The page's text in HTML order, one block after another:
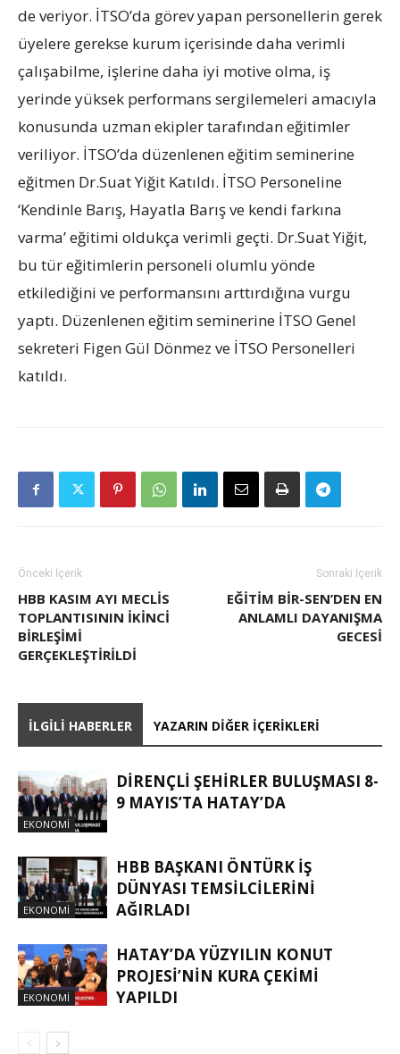
de veriyor. İTSO’da görev yapan personellerin gerek
üyelere gerekse kurum içerisinde daha verimli
çalışabilme, işlerine daha iyi motive olma, iş
yerinde yüksek performans sergilemeleri amacıyla
konusunda uzman ekipler tarafından eğitimler
veriliyor. İTSO’da düzenlenen eğitim seminerine
eğitmen Dr.Suat Yiğit Katıldı. İTSO Personeline
‘Kendinle Barış, Hayatla Barış ve kendi farkına
varma’ eğitimi oldukça verimli geçti. Dr.Suat Yiğit,
bu tür eğitimlerin personeli olumlu yönde
etkilediğini ve performansını arttırdığına vurgu
yaptı. Düzenlenen eğitim seminerine İTSO Genel
sekreteri Figen Gül Dönmez ve İTSO Personelleri
katıldı.
Önceki İçerik
HBB KASIM AYI MECLİS
TOPLANTISININ İKİNCİ
BİRLEŞİMİ
GERÇEKLEŞTİRİLDİ
Sonraki İçerik
EĞITIM BIR-SEN’DEN EN
ANLAMLI DAYANIŞMA
GECESI
İLGILI HABERLER YAZARIN DIĞER İÇERIKLERI
EKONOMI
DİRENÇLİ ŞEHİRLER BULUŞMASI 8-
9 MAYIS’TA HATAY’DA
EKONOMI
HBB BAŞKANI ÖNTÜRK İŞ
DÜNYASI TEMSİLCİLERİNİ
AĞIRLADI
EKONOMI
HATAY’DA YÜZYILIN KONUT
PROJESİ’NİN KURA ÇEKİMİ
YAPILDI